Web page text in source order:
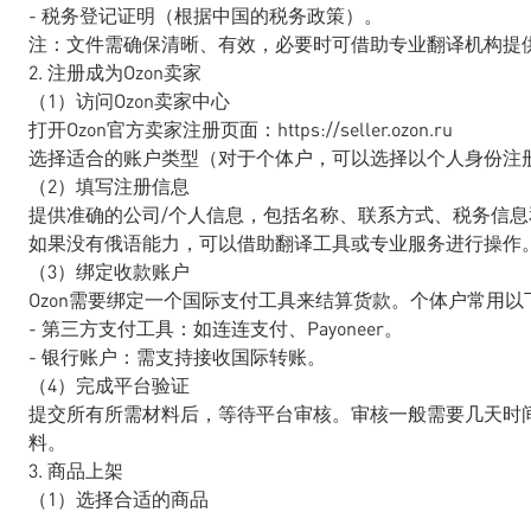
- 税务登记证明（根据中国的税务政策）。
注：文件需确保清晰、有效，必要时可借助专业翻译机构提
2. 注册成为Ozon卖家
（1）访问Ozon卖家中心
打开Ozon官方卖家注册页面：https://seller.ozon.ru
选择适合的账户类型（对于个体户，可以选择以个人身份
（2）填写注册信息
提供准确的公司/个人信息，包括名称、联系方式、税务信
如果没有俄语能力，可以借助翻译工具或专业服务进行操作
（3）绑定收款账户
Ozon需要绑定一个国际支付工具来结算货款。个体户常用以
- 第三方支付工具：如连连支付、Payoneer。
- 银行账户：需支持接收国际转账。
（4）完成平台验证
提交所有所需材料后，等待平台审核。审核一般需要几天
料。
3. 商品上架
（1）选择合适的商品